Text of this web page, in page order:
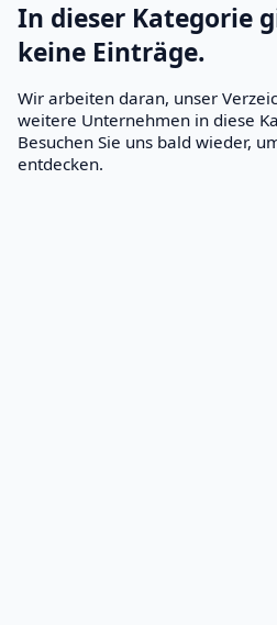
In dieser Kategorie
keine Einträge.
Wir arbeiten daran, unser
weitere Unternehmen in diese
Besuchen Sie uns bald wieder,
entdecken.